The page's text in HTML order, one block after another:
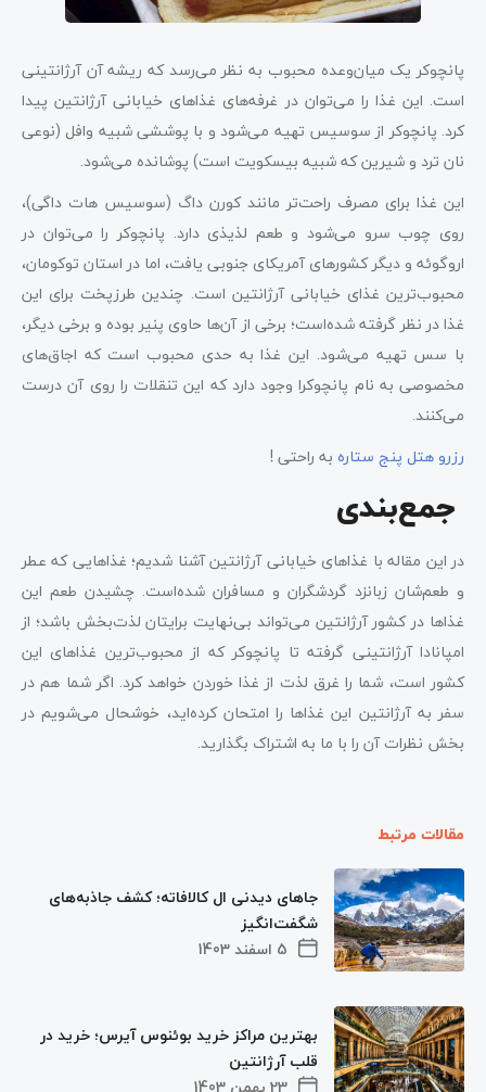
پانچوکر یک میان‌وعده محبوب به نظر می‌رسد که ریشه آن آرژانتینی
است. این غذا را می‌توان در غرفه‌های غذاهای خیابانی آرژانتین پیدا
کرد. پانچوکر از سوسیس تهیه می‌شود و با پوششی شبیه وافل (نوعی
نان ترد و شیرین که شبیه بیسکویت است) پوشانده می‌شود.
این غذا برای مصرف راحت‌تر مانند کورن داگ (سوسیس هات داگی)،
روی چوب سرو می‌شود و طعم لذیذی دارد. پانچوکر را می‌توان در
اروگوئه و دیگر کشورهای آمریکای جنوبی یافت، اما در استان توکومان،
محبوب‌ترین غذای خیابانی آرژانتین است. چندین طرزپخت برای این
غذا در نظر گرفته شده‌است؛ برخی از آن‌ها حاوی پنیر بوده و برخی دیگر،
با سس تهیه می‌شود. این غذا به حدی محبوب است که اجاق‌های
مخصوصی به نام پانچوکرا وجود دارد که این تنقلات را روی آن درست
می‌کنند.
رزرو هتل پنج ستاره به راحتی !
جمع‌بندی
در این مقاله با غذاهای خیابانی آرژانتین آشنا شدیم؛ غذاهایی که عطر
و طعم‌شان زبانزد گردشگران و مسافران شده‌است. چشیدن طعم این
غذاها در کشور آرژانتین می‌تواند بی‌نهایت برایتان لذت‌بخش باشد؛ از
امپانادا آرژانتینی گرفته تا پانچوکر که از محبوب‌ترین غذاهای این
کشور است، شما را غرق لذت از غذا خوردن خواهد کرد. اگر شما هم در
سفر به آرژانتین این غذاها را امتحان کرده‌اید، خوشحال می‌شویم در
بخش نظرات آن را با ما به اشتراک بگذارید.
مقالات مرتبط
5 اسفند 1403
جاهای دیدنی ال کالافاته؛ کشف جاذبه‌های
شگفت‌انگیز
بهترین مراکز خرید بوئنوس آیرس؛ خرید در
قلب آرژانتین